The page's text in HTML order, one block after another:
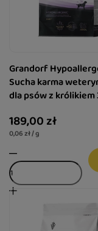
Grandorf
Sucha karma
dla psów z królikiem
189,00 zł
0,06 zł / g